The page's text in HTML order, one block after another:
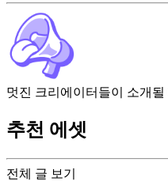
전체 글 보기
멋진 크리에이터들이 소개
추천 에셋